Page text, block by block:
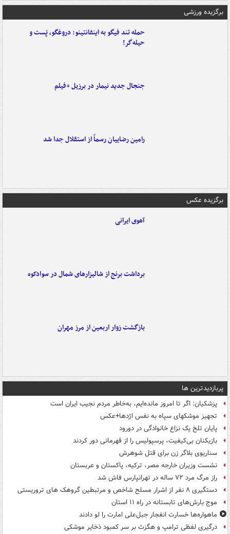
برگزیده ورزشی
حمله تند فیگو به اینفانتینو: دروغگو، پَست‌ و
حیله‌گر!
جنجال جدید نیمار در برزیل +فیلم
رامین رضاییان رسماً از استقلال جدا شد
برگزیده عکس
آهوی ایرانی
برداشت برنج از شالیزارهای شمال در سوادکوه
بازگشت زوار اربعین از مرز مهران
پربازدیدترین ها
پزشکیان: اگر تا امروز مانده‌ایم، به‌خاطر مردم نجیب ایران است
تجهیز موشکهای سپاه به نفس اژدها+عکس
پایان تلخ یک نزاع خانوادگی در دورود
بازیکنان بی‌کیفیت، پرسپولیس را از قهرمانی دور کردند
سناریوی بلاگر زن برای قتل شوهرش
نشست وزیران خارجه مصر، ترکیه، پاکستان و عربستان
راز مرگ مرد ۷۲ ساله در تهرانپارس فاش شد
دستگیری ۸ نفر از اشرار مسلح شاخص و مرتبطین گروهک های تروریستی
موج بارش‌های تابستانه در راه ۱۱ استان
ماهواره‌ها خسارت انفجار جبل‌علی امارت را لو دادند
درگیری لفظی ترامپ و هگزث بر سر کمبود ذخایر موشکی